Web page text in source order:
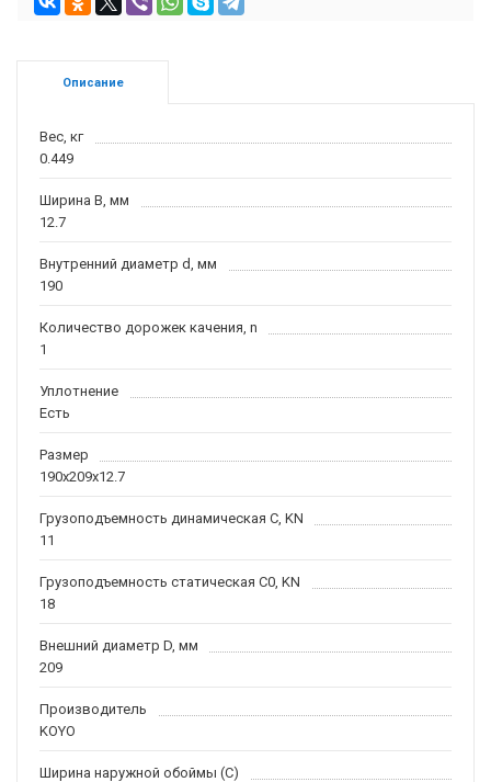
Описание
Вес, кг
0.449
Ширина B, мм
12.7
Внутренний диаметр d, мм
190
Количество дорожек качения, n
1
Уплотнение
Есть
Размер
190x209x12.7
Грузоподъемность динамическая C, KN
11
Грузоподъемность статическая C0, KN
18
Внешний диаметр D, мм
209
Производитель
KOYO
Ширина наружной обоймы (C)